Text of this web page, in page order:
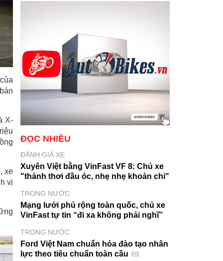
X-
xe
vị
ĐỌC NHIỀU
ĐÁNH GIÁ XE
Xuyên Việt bằng VinFast VF 8: Chủ xe
"thảnh thơi đầu óc, nhẹ nhẹ khoản chi"
TRONG NƯỚC
Mạng lưới phủ rộng toàn quốc, chủ xe
VinFast tự tin “đi xa không phải nghĩ”
TRONG NƯỚC
Ford Việt Nam chuẩn hóa đào tạo nhân
lực theo tiêu chuẩn toàn cầu